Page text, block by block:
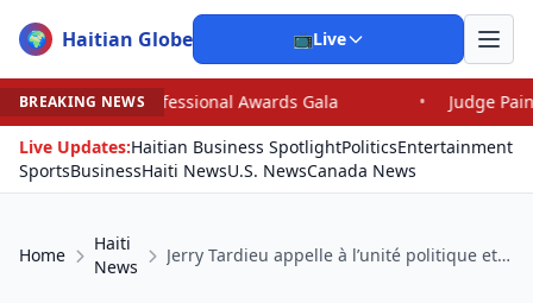
🌍 Haitian Globe 📺Live
BREAKING NEWS
Gala •
Judge Pained as He Grants Dismissal of
Live Updates:Haitian Business SpotlightPoliticsEntertainment
SportsBusinessHaiti NewsU.S. NewsCanada News
Home
Haiti
News
Jerry Tardieu appelle à l’unité politique et à l’engagement de la jeunesse à l’approche des élections